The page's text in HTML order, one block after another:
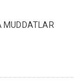
MUDDATLAR